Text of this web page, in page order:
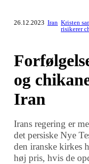
26.12.2023 Iran Kristen
risikerer
og
Iran
Irans regering er
det persiske Nye
den iranske kirkes
høj pris, hvis de